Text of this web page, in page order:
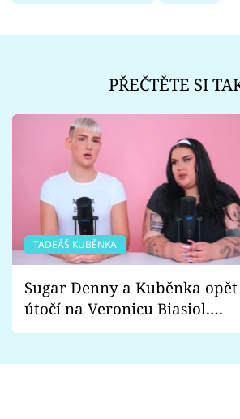
PŘEČTĚTE SI
TADEÁŠ KUBĚNKA
Sugar Denny a Kuběnka opět
útočí na Veronicu Biasiol.
Proč je podle nich falešná a